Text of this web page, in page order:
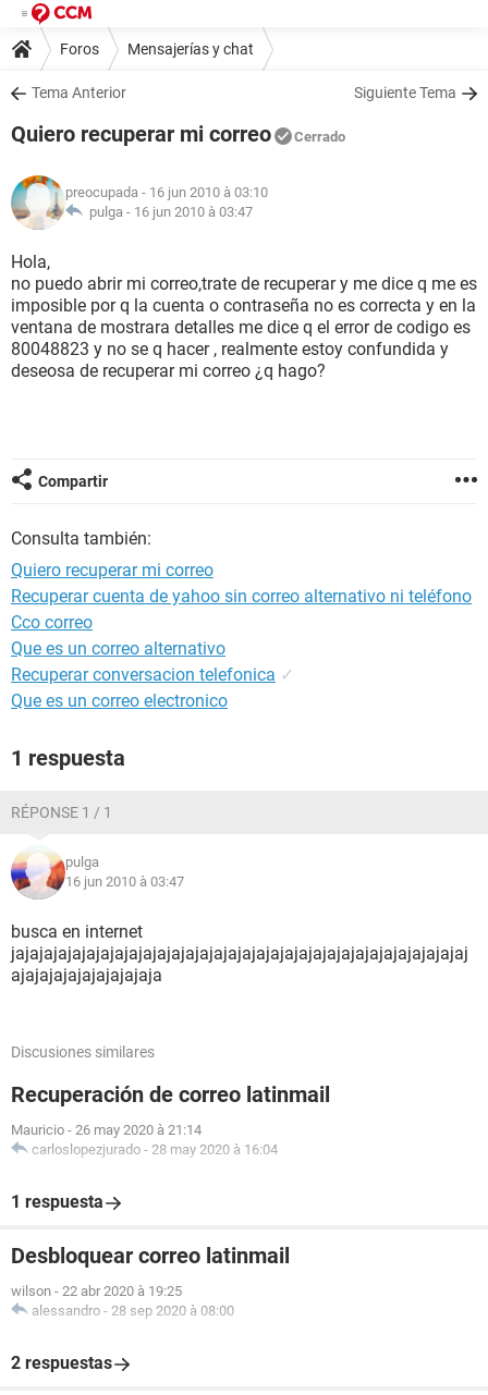
Foros Mensajerías y chat
Tema Anterior Siguiente Tema
Quiero recuperar mi correo Cerrado
preocupada - 16 jun 2010 à 03:10
pulga - 16 jun 2010 à 03:47
Hola,
no puedo abrir mi correo,trate de recuperar y me dice q me es
imposible por q la cuenta o contraseña no es correcta y en la
ventana de mostrara detalles me dice q el error de codigo es
80048823 y no se q hacer , realmente estoy confundida y
deseosa de recuperar mi correo ¿q hago?
Compartir
Consulta también:
Quiero recuperar mi correo
Recuperar cuenta de yahoo sin correo alternativo ni teléfono
Cco correo
Que es un correo alternativo
Recuperar conversacion telefonica ✓
Que es un correo electronico
1 respuesta
RÉPONSE 1 / 1
pulga
16 jun 2010 à 03:47
busca en internet
jajajajajajajajajajajajajajajajajajajajajajajajajajajajajajajajaj
ajajajajajajajajajaja
Discusiones similares
Recuperación de correo latinmail
Mauricio - 26 may 2020 à 21:14
carloslopezjurado - 28 may 2020 à 16:04
1 respuesta
Desbloquear correo latinmail
wilson - 22 abr 2020 à 19:25
alessandro - 28 sep 2020 à 08:00
2 respuestas